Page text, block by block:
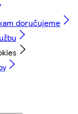
doručujeme